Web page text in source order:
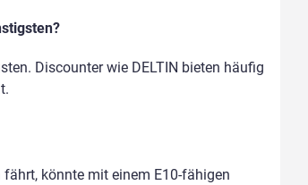
Discounter wie DELTIN bieten häufig
fährt, könnte mit einem E10-fähigen